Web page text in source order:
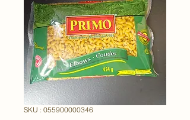
SKU : 055900000346